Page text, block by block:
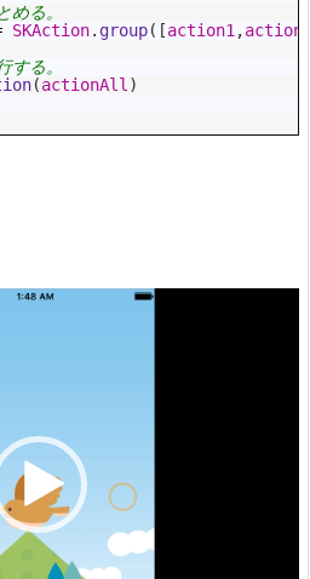
る。
SKAction. group( [action1 ,
る。
(actionAll )